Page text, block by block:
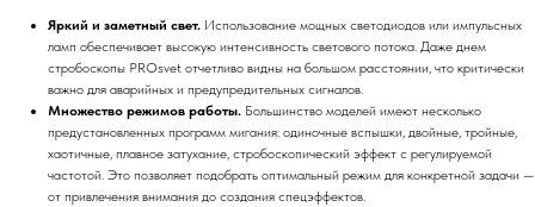
Яркий и заметный свет. Использование мощных светодиодов или импульсных
ламп обеспечивает высокую интенсивность светового потока. Даже днем
стробоскопы PROsvet отчетливо видны на большом расстоянии, что критически
важно для аварийных и предупредительных сигналов.
Множество режимов работы. Большинство моделей имеют несколько
предустановленных программ мигания: одиночные вспышки, двойные, тройные,
хаотичные, плавное затухание, стробоскопический эффект с регулируемой
частотой. Это позволяет подобрать оптимальный режим для конкретной задачи —
от привлечения внимания до создания спецэффектов.